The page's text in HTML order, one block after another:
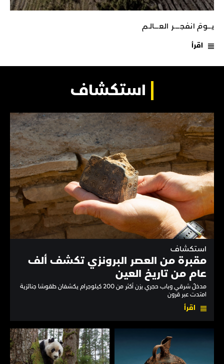
يـــومَ انفجـــــر العــــالـم
اقرأ
استكشاف
استكشاف
مقبرة من العصر البرونزي تكشف ألف
عام من تاريخ العين
مدخلٌ شرقي وباب حجري يزن أكثر من 200 كيلوجرام يكشفان طقوسًا جنائزية
امتدت عبر قرون
اقرأ